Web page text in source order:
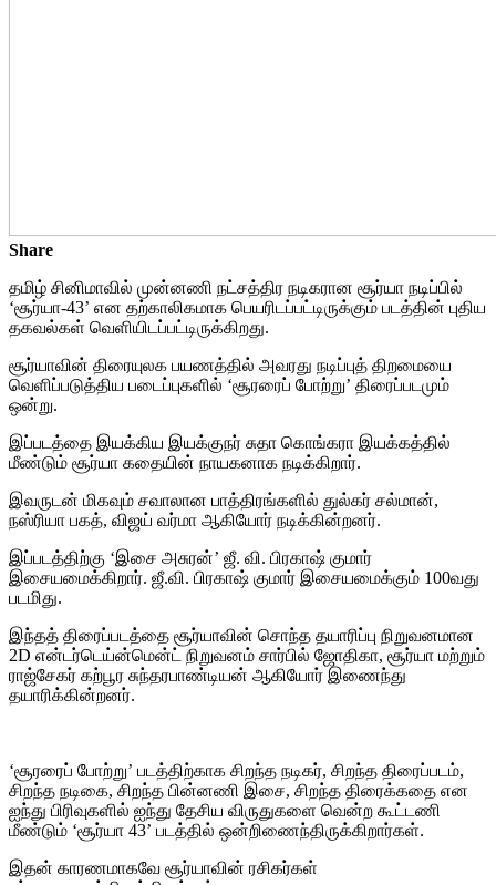
Share
தமிழ் சினிமாவில் முன்னணி நட்சத்திர நடிகரான சூர்யா நடிப்பில்
‘சூர்யா-43’ என தற்காலிகமாக பெயரிடப்பட்டிருக்கும் படத்தின் புதிய
தகவல்கள் வெளியிடப்பட்டிருக்கிறது.
சூர்யாவின் திரையுலக பயணத்தில் அவரது நடிப்புத் திறமையை
வெளிப்படுத்திய படைப்புகளில் ‘சூரரைப் போற்று’ திரைப்படமும்
ஒன்று.
இப்படத்தை இயக்கிய இயக்குநர் சுதா கொங்கரா இயக்கத்தில்
மீண்டும் சூர்யா கதையின் நாயகனாக நடிக்கிறார்.
இவருடன் மிகவும் சவாலான பாத்திரங்களில் துல்கர் சல்மான்,
நஸ்ரியா பகத், விஜய் வர்மா ஆகியோர் நடிக்கின்றனர்.
இப்படத்திற்கு ‘இசை அசுரன்’ ஜீ. வி. பிரகாஷ் குமார்
இசையமைக்கிறார். ஜீ.வி. பிரகாஷ் குமார் இசையமைக்கும் 100வது
படமிது.
இந்தத் திரைப்படத்தை சூர்யாவின் சொந்த தயாரிப்பு நிறுவனமான
2D என்டர்டெய்ன்மென்ட் நிறுவனம் சார்பில் ஜோதிகா, சூர்யா மற்றும்
ராஜ்சேகர் கற்பூர சுந்தரபாண்டியன் ஆகியோர் இணைந்து
தயாரிக்கின்றனர்.
‘சூரரைப் போற்று’ படத்திற்காக சிறந்த நடிகர், சிறந்த திரைப்படம்,
சிறந்த நடிகை, சிறந்த பின்னணி இசை, சிறந்த திரைக்கதை என
ஐந்து பிரிவுகளில் ஐந்து தேசிய விருதுகளை வென்ற கூட்டணி
மீண்டும் ‘சூர்யா 43’ படத்தில் ஒன்றிணைந்திருக்கிறார்கள்.
இதன் காரணமாகவே சூர்யாவின் ரசிகர்கள்